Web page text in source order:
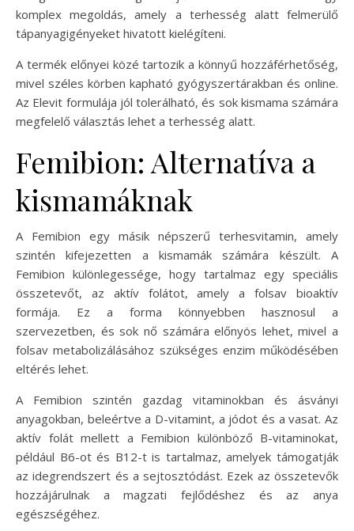
komplex megoldás, amely a terhesség alatt felmerülő
tápanyagigényeket hivatott kielégíteni.
A termék előnyei közé tartozik a könnyű hozzáférhetőség,
mivel széles körben kapható gyógyszertárakban és online.
Az Elevit formulája jól tolerálható, és sok kismama számára
megfelelő választás lehet a terhesség alatt.
Femibion: Alternatíva a
kismamáknak
A Femibion egy másik népszerű terhesvitamin, amely
szintén kifejezetten a kismamák számára készült. A
Femibion különlegessége, hogy tartalmaz egy speciális
összetevőt, az aktív folátot, amely a folsav bioaktív
formája. Ez a forma könnyebben hasznosul a
szervezetben, és sok nő számára előnyös lehet, mivel a
folsav metabolizálásához szükséges enzim működésében
eltérés lehet.
A Femibion szintén gazdag vitaminokban és ásványi
anyagokban, beleértve a D-vitamint, a jódot és a vasat. Az
aktív folát mellett a Femibion különböző B-vitaminokat,
például B6-ot és B12-t is tartalmaz, amelyek támogatják
az idegrendszert és a sejtosztódást. Ezek az összetevők
hozzájárulnak a magzati fejlődéshez és az anya
egészségéhez.